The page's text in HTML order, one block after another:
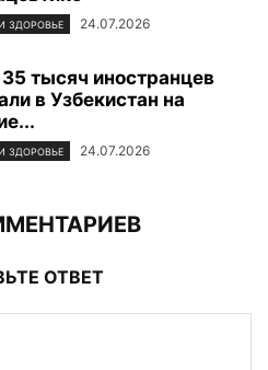
ЗДОРОВЬЕ 24.07.2026
тысяч иностранцев
в Узбекистан на
ЗДОРОВЬЕ 24.07.2026
ОТВЕТ